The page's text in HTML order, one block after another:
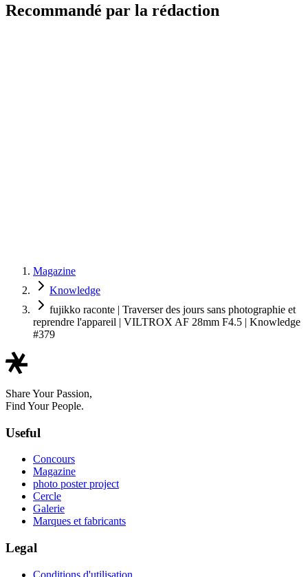
Recommandé par la rédaction
Magazine
Knowledge
fujikko raconte | Traverser des jours sans photographie et
reprendre l'appareil | VILTROX AF 28mm F4.5 | Knowledge
#379
Share Your Passion,
Find Your People.
Useful
Concours
Magazine
photo poster project
Cercle
Galerie
Marques et fabricants
Legal
Conditions d'utilisation